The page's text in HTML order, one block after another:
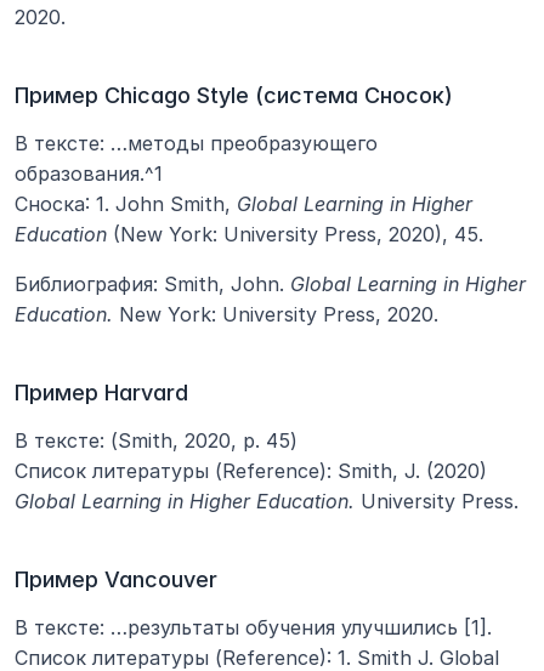
2020.
Пример Chicago Style (система Сносок)
В тексте: …методы преобразующего
образования.^1
Сноска: 1. John Smith, Global Learning in Higher
Education (New York: University Press, 2020), 45.
Библиография: Smith, John. Global Learning in Higher
Education. New York: University Press, 2020.
Пример Harvard
В тексте: (Smith, 2020, p. 45)
Global Learning in Higher Education. University Press.
Пример Vancouver
В тексте: …результаты обучения улучшились [1].
Список литературы (Reference): 1. Smith J. Global